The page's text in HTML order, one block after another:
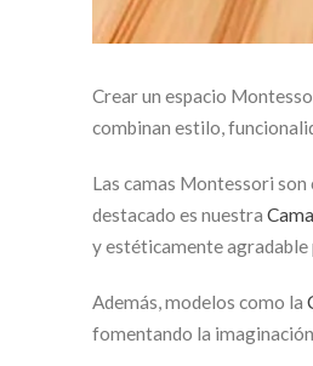
Crear un espacio
combinan estilo,
Las camas Montessori
destacado es nuestra
y estéticamente agradable
Además, modelos como la
fomentando la imaginación